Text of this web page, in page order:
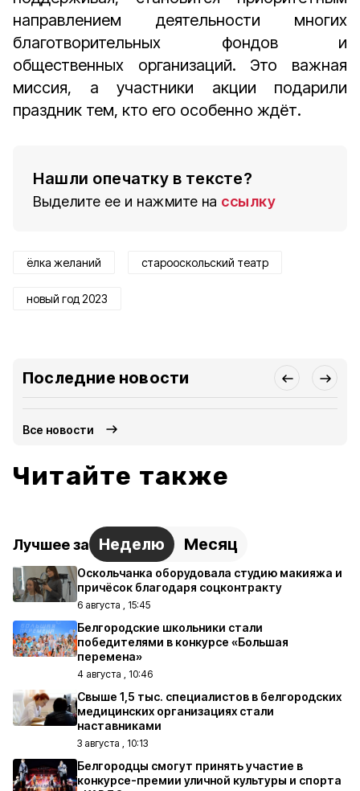
направлением деятельности многих
благотворительных фондов и
общественных организаций. Это важная
миссия, а участники акции подарили
праздник тем, кто его особенно ждёт.
Нашли опечатку в тексте?
Выделите ее и нажмите на ссылку
ёлка желаний старооскольский театр
новый год 2023
Последние новости
Все новости
Читайте также
Лучшее за Неделю Месяц
Оскольчанка оборудовала студию макияжа и
причёсок благодаря соцконтракту
6 августа , 15:45
Белгородские школьники стали
победителями в конкурсе «Большая
перемена»
4 августа , 10:46
Свыше 1,5 тыс. специалистов в белгородских
медицинских организациях стали
наставниками
3 августа , 10:13
Белгородцы смогут принять участие в
конкурсе-премии уличной культуры и спорта